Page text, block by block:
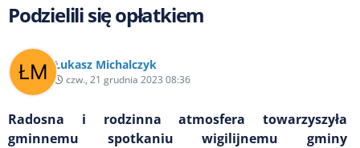
Podzielili się opłatkiem
Łukasz Michalczyk
czw., 21 grudnia 2023 08:36
Radosna i rodzinna atmosfera towarzyszyła
gminnemu spotkaniu wigilijnemu gminy